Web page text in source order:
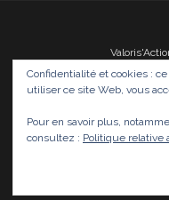
Photos Films
Confidentialité et cookies :
utiliser ce site Web, vous
Pour en savoir plus,
consultez : Politique relative